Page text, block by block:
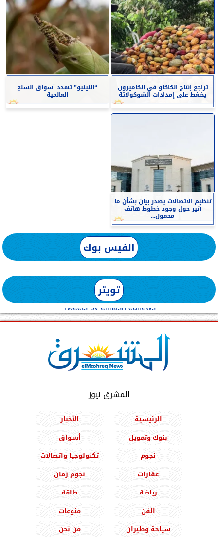
تراجع إنتاج الكاكاو في الكاميرون
يضغط على إمدادات الشوكولاتة
“النينيو” تهدد أسواق السلع
العالمية
تنظيم الاتصالات يصدر بيان بشأن ما
أثير حول وجود خطوط هاتف
محمول...
الفيس بوك
تويتر
Tweets by elmashreqnews
المشرق نيوز
الرئيسية
الأخبار
بنوك وتمويل
أسواق
نجوم
تكنولوجيا واتصالات
عقارات
نجوم زمان
رياضة
طاقة
الفن
منوعات
سياحة وطيران
من نحن